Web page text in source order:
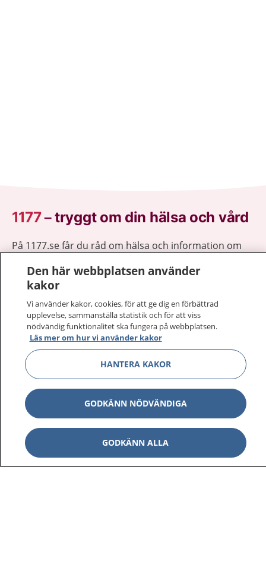
1177–tryggt om din hälsa och vård
På 1177.se får du råd om hälsa och information om
Logga in för att läsa din journal och göra dina
vårdärenden. Ring telefonnummer 1177 för
sjukvårdsrådgivning dygnet runt.
1177 ger dig råd när du vill må bättre.
1177 på flera språk Visa
Om 1177
Kontakt Visa
Den här webbplatsen använder
kakor
Vi använder kakor, cookies, för att ge dig en förbättrad
upplevelse, sammanställa statistik och för att viss
nödvändig funktionalitet ska fungera på webbplatsen.
Läs mer om hur vi använder kakor
HANTERA KAKOR
GODKÄNN NÖDVÄNDIGA
GODKÄNN ALLA